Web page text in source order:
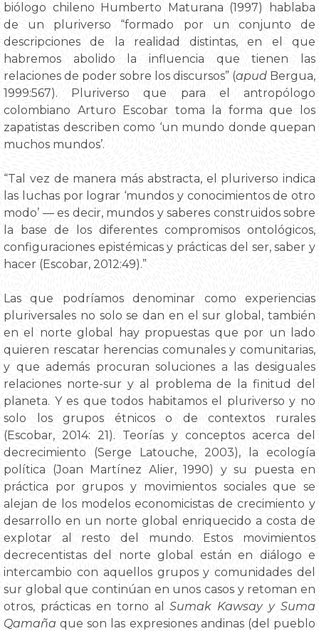
biólogo chileno Humberto Maturana (1997) hablaba
de un pluriverso “formado por un conjunto de
descripciones de la realidad distintas, en el que
habremos abolido la influencia que tienen las
relaciones de poder sobre los discursos” (apud Bergua,
1999:567). Pluriverso que para el antropólogo
colombiano Arturo Escobar toma la forma que los
zapatistas describen como ‘un mundo donde quepan
muchos mundos’.
“Tal vez de manera más abstracta, el pluriverso indica
las luchas por lograr ‘mundos y conocimientos de otro
modo’ — es decir, mundos y saberes construidos sobre
la base de los diferentes compromisos ontológicos,
configuraciones epistémicas y prácticas del ser, saber y
hacer (Escobar, 2012:49).”
Las que podríamos denominar como experiencias
pluriversales no solo se dan en el sur global, también
en el norte global hay propuestas que por un lado
quieren rescatar herencias comunales y comunitarias,
y que además procuran soluciones a las desiguales
relaciones norte-sur y al problema de la finitud del
planeta. Y es que todos habitamos el pluriverso y no
solo los grupos étnicos o de contextos rurales
(Escobar, 2014: 21). Teorías y conceptos acerca del
decrecimiento (Serge Latouche, 2003), la ecología
política (Joan Martínez Alier, 1990) y su puesta en
práctica por grupos y movimientos sociales que se
alejan de los modelos economicistas de crecimiento y
desarrollo en un norte global enriquecido a costa de
explotar al resto del mundo. Estos movimientos
decrecentistas del norte global están en diálogo e
intercambio con aquellos grupos y comunidades del
sur global que continúan en unos casos y retoman en
otros, prácticas en torno alSumak Kawsay y Suma
Qamaña que son las expresiones andinas (del pueblo